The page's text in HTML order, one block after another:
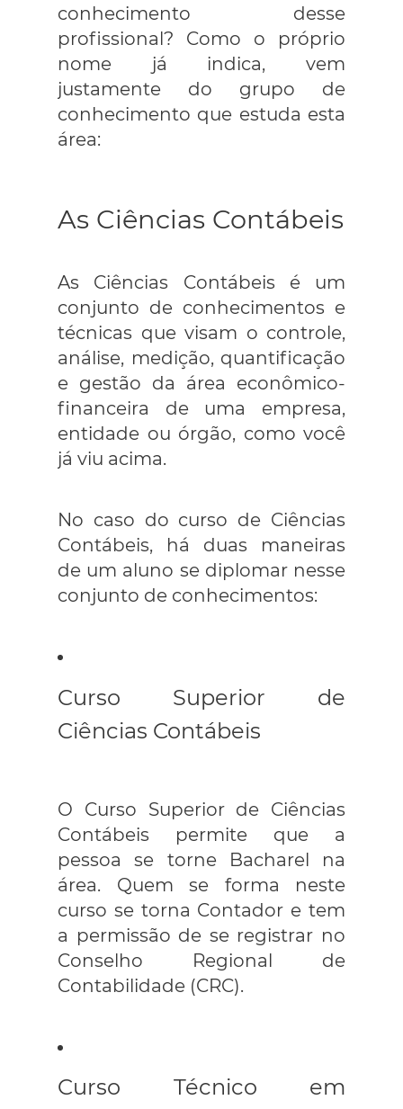
conhecimento desse
profissional? Como o próprio
nome já indica, vem
justamente do grupo de
conhecimento que estuda esta
área:
As Ciências Contábeis
As Ciências Contábeis é um
conjunto de conhecimentos e
técnicas que visam o controle,
análise, medição, quantificação
e gestão da área econômico-
financeira de uma empresa,
entidade ou órgão, como você
já viu acima.
No caso do curso de Ciências
Contábeis, há duas maneiras
de um aluno se diplomar nesse
conjunto de conhecimentos:
Curso Superior de
Ciências Contábeis
O Curso Superior de Ciências
Contábeis permite que a
pessoa se torne Bacharel na
área. Quem se forma neste
curso se torna Contador e tem
a permissão de se registrar no
Conselho Regional de
Contabilidade (CRC).
Curso Técnico em